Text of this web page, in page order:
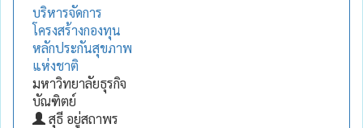
บริหารจัดการ
โครงสร้างกองทุน
หลักประกันสุขภาพ
แห่งชาติ
มหาวิทยาลัยธุรกิจ
บัณฑิตย์
สุธี อยู่สถาพร